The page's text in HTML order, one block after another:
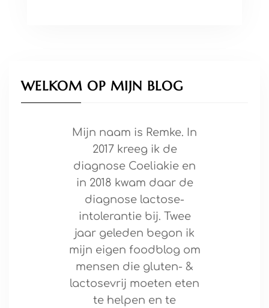
WELKOM OP MIJN BLOG
Mijn naam is Remke. In
2017 kreeg ik de
diagnose Coeliakie en
in 2018 kwam daar de
diagnose lactose-
intolerantie bij. Twee
jaar geleden begon ik
mijn eigen foodblog om
mensen die gluten- &
lactosevrij moeten eten
te helpen en te